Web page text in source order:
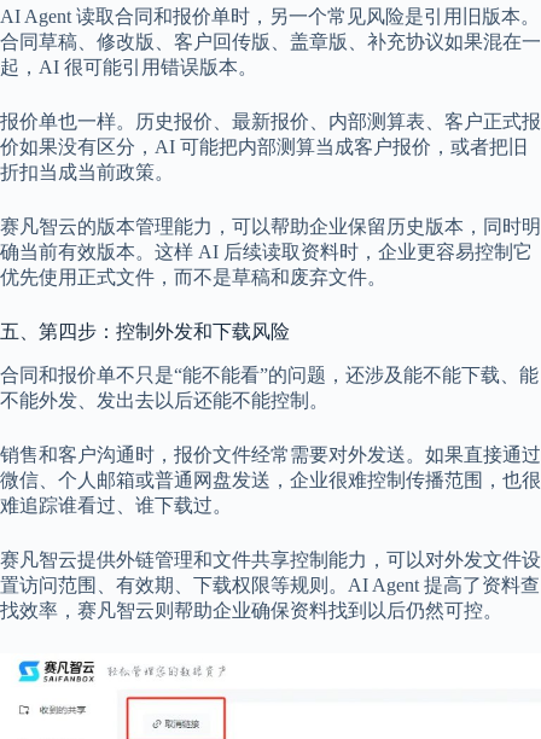
AI Agent 读取合同和报价单时，另一个常见风险是引用旧版本。
合同草稿、修改版、客户回传版、盖章版、补充协议如果混在一
起，AI 很可能引用错误版本。
报价单也一样。历史报价、最新报价、内部测算表、客户正式报
价如果没有区分，AI 可能把内部测算当成客户报价，或者把旧
折扣当成当前政策。
赛凡智云的版本管理能力，可以帮助企业保留历史版本，同时明
确当前有效版本。这样 AI 后续读取资料时，企业更容易控制它
优先使用正式文件，而不是草稿和废弃文件。
五、第四步：控制外发和下载风险
合同和报价单不只是“能不能看”的问题，还涉及能不能下载、能
不能外发、发出去以后还能不能控制。
销售和客户沟通时，报价文件经常需要对外发送。如果直接通过
微信、个人邮箱或普通网盘发送，企业很难控制传播范围，也很
难追踪谁看过、谁下载过。
赛凡智云提供外链管理和文件共享控制能力，可以对外发文件设
置访问范围、有效期、下载权限等规则。AI Agent 提高了资料查
找效率，赛凡智云则帮助企业确保资料找到以后仍然可控。